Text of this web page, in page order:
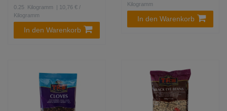
0.25 Kilogramm
| 10,76 € /
Kilogramm
In den Warenkorb
Kilogramm
In den Warenkorb